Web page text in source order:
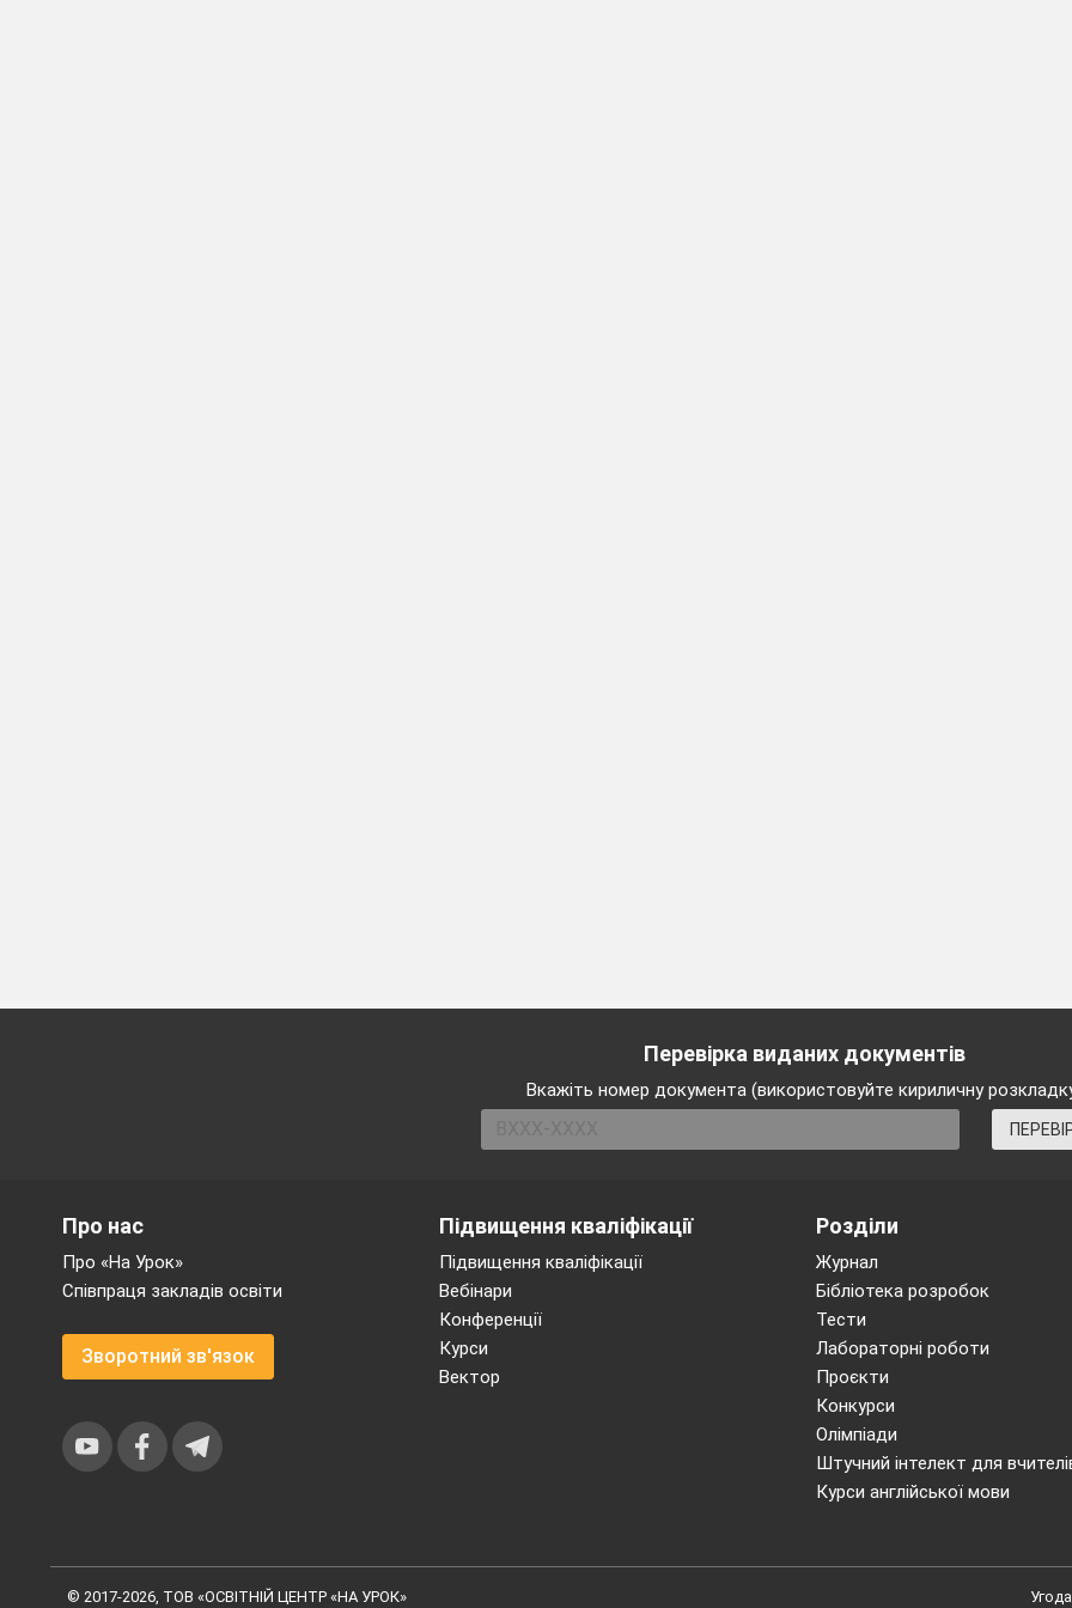
Рано – вранці хто піднявся?
А хто сонечку посміхався?
Не хотів хто одягаться?
А зарядку хто робив?
Свої ручки хто не мив?
Перевірка виданих документів
Вкажіть номер документа (використовуйте кириличну
Підвищення кваліфікації
Підвищення кваліфікації
Вебінари
Конференції
Курси
Вектор
Розділи
Журнал
Бібліотека розробок
Тести
Лабораторні роботи
Проєкти
Конкурси
Олімпіади
Штучний інтелект для
Курси англійської мови
Про нас
Про «На Урок»
Співпраця закладів освіти
Зворотний зв'язок
© 2017-2026, ТОВ «ОСВІТНІЙ ЦЕНТР «НА УРОК»